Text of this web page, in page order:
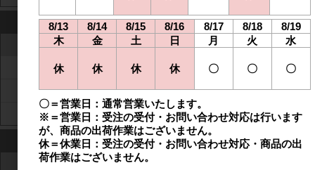
PETセパレータ
ニッパ PETセパレータ
非シリコーン系
シリコーン系
フッ素系
両面粘着シート
日榮新化 両面粘着シート
8/13
木
休
8/14
金
休
8/15
土
休
8/16
日
休
8/17
月
〇
8/18
火
〇
8/19
水
〇
〇＝営業日：通常営業いたします。
※＝営業日：受注の受付・お問い合わせ対応は行います
が、商品の出荷作業はございません。
休＝休業日：受注の受付・お問い合わせ対応・商品の出
荷作業はございません。